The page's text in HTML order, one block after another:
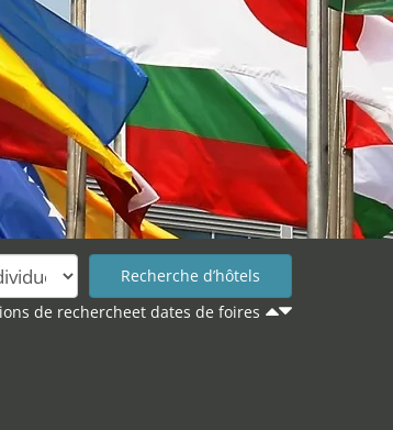
de rechercheet dates de foires